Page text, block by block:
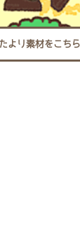
より素材をこち